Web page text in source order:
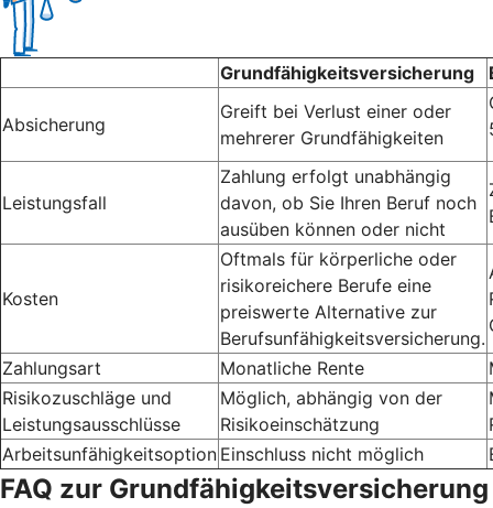
Grundfähigkeitsversicherung
Absicherung
Greift bei Verlust einer oder
mehrerer Grundfähigkeiten
Leistungsfall
Zahlung erfolgt unabhängig
davon, ob Sie Ihren Beruf noch
ausüben können oder nicht
Kosten
Oftmals für körperliche oder
risikoreichere Berufe eine
preiswerte Alternative zur
Berufsunfähigkeitsversicherung.
Zahlungsart
Monatliche Rente
Risikozuschläge und
Leistungsausschlüsse
Möglich, abhängig von der
Risikoeinschätzung
Arbeitsunfähigkeitsoption Einschluss nicht möglich
FAQ zur Grundfähigkeitsversicherung